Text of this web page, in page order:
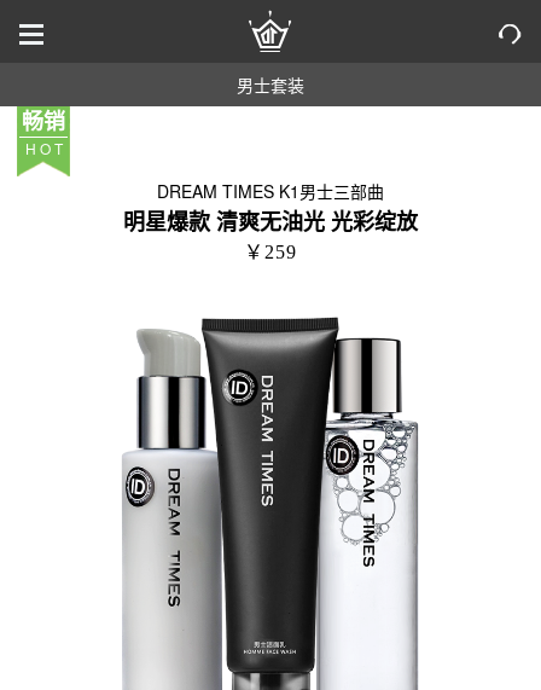
男士套装
DREAM TIMES K1男士三部曲
明星爆款 清爽无油光 光彩绽放
￥259
畅销
HOT